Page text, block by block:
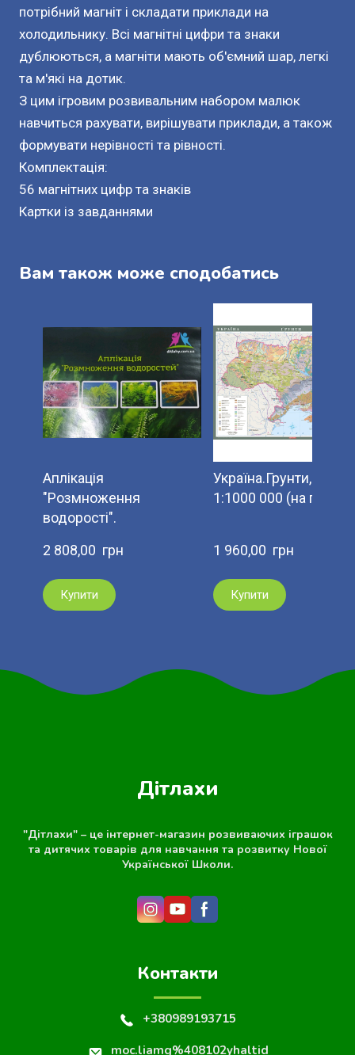
потрібний магніт і складати приклади на
холодильнику. Всі магнітні цифри та знаки
дублюються, а магніти мають об'ємний шар, легкі
та м'які на дотик.
З цим ігровим розвивальним набором малюк
навчиться рахувати, вирішувати приклади, а також
формувати нерівності та рівності.
Комплектація:
56 магнітних цифр та знаків
Картки із завданнями
Вам також може сподобатись
Аплікація
"Розмноження
водорості".
2 808,00  грн
Купити
Україна.Грунти, м-б
1:1000 000 (на
1 960,00  грн
Купити
Дітлахи
"Дітлахи" – це інтернет-магазин розвиваючих іграшок
та дитячих товарів для навчання та розвитку Нової
Української Школи.
Контакти
+380989193715
moc.liamg%408102yhaltid